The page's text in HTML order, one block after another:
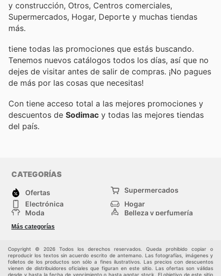
y construcción, Otros, Centros comerciales,
Supermercados, Hogar, Deporte y muchas tiendas
más.
tiene todas las promociones que estás buscando.
Tenemos nuevos catálogos todos los días, así que no
dejes de visitar antes de salir de compras. ¡No pagues
de más por las cosas que necesitas!
Con tiene acceso total a las mejores promociones y
descuentos de Sodimac y todas las mejores tiendas
del país.
CATEGORÍAS
Ofertas
Supermercados
Electrónica
Hogar
Moda
Belleza y perfumería
Deporte
Más categorías
Copyright © 2026 Todos los derechos reservados. Queda prohibido copiar o
reproducir los textos sin acuerdo escrito de antemano. Las fotografías, imágenes y
folletos de los productos son sólo a fines ilustrativos. Las precios con descuentos
vienen de distribuidores oficiales que figuran en este sitio. Las ofertas son válidas
desde y hasta la fecha de vencimiento o hasta agotar stock. El objetivo de este sitio